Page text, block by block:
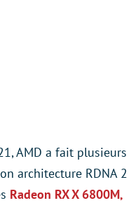
AMD a fait plusieurs
architecture RDNA 2
Radeon RX X 6800M,